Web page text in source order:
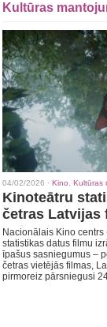
Kultūras
04/02/2026 · Kino Kultūras
Kinoteātru
četras Latvijas
Nacionālais Kino
statistikas datus filmu
īpašus sasniegumus –
četras vietējās filmas,
pirmoreiz pārsniegusi